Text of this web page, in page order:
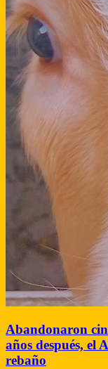
Abandonaron
años después, el
rebaño